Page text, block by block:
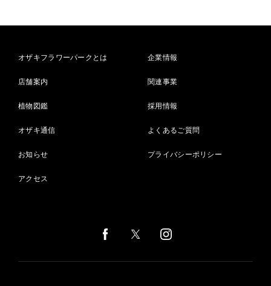
オザキフラワーパークとは
店舗案内
植物図鑑
オザキ通信
お知らせ
アクセス
企業情報
関連事業
採用情報
よくあるご質問
プライバシーポリシー